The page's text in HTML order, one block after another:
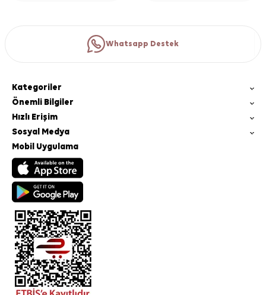
Whatsapp Destek
Kategoriler
Önemli Bilgiler
Hızlı Erişim
Sosyal Medya
Mobil Uygulama